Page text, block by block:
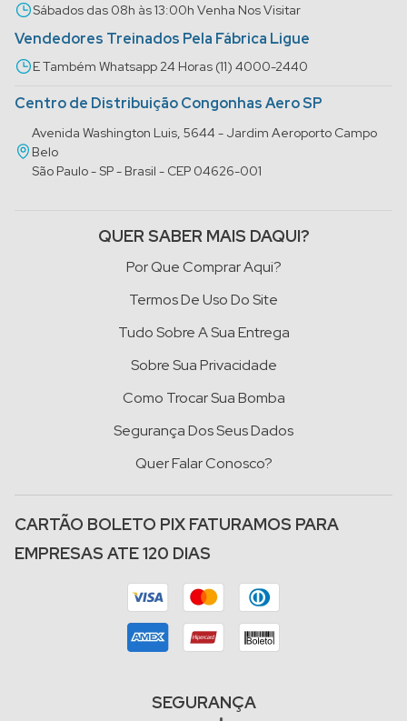
Sábados das 08h às 13:00h Venha Nos Visitar
Vendedores Treinados Pela Fábrica Ligue
E Também Whatsapp 24 Horas (11) 4000-2440
Centro de Distribuição Congonhas Aero SP
Avenida Washington Luis, 5644 - Jardim Aeroporto Campo
Belo
São Paulo - SP - Brasil - CEP 04626-001
QUER SABER MAIS DAQUI?
Por Que Comprar Aqui?
Termos De Uso Do Site
Tudo Sobre A Sua Entrega
Sobre Sua Privacidade
Como Trocar Sua Bomba
Segurança Dos Seus Dados
Quer Falar Conosco?
CARTÃO BOLETO PIX FATURAMOS PARA
EMPRESAS ATE 120 DIAS
SEGURANÇA